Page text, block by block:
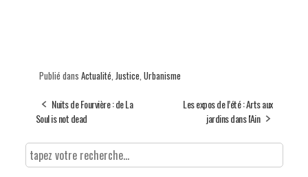
Publié dans Actualité, Justice, Urbanisme
Nuits de Fourvière : de La
Soul is not dead
Les expos de l’été : Arts aux
jardins dans l'Ain